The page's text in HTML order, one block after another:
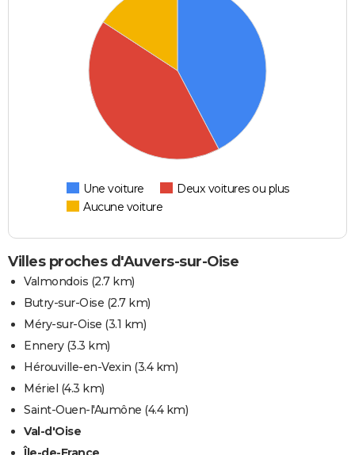
Une voiture
Deux voitures ou plus
Aucune voiture
Villes proches d'Auvers-sur-Oise
Valmondois (2.7 km)
Butry-sur-Oise (2.7 km)
Méry-sur-Oise (3.1 km)
Ennery(3.3 km)
Hérouville-en-Vexin (3.4 km)
Mériel (4.3 km)
Saint-Ouen-l'Aumône (4.4 km)
Val-d'Oise